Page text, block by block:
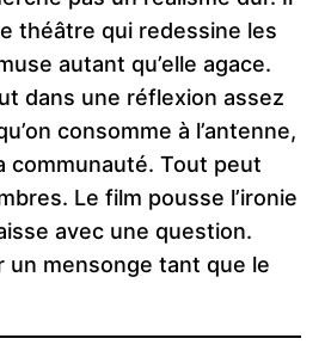
théâtre qui redessine les
autant qu’elle agace.
dans une réflexion assez
consomme à l’antenne,
communauté. Tout peut
Le film pousse l’ironie
avec une question.
un mensonge tant que le